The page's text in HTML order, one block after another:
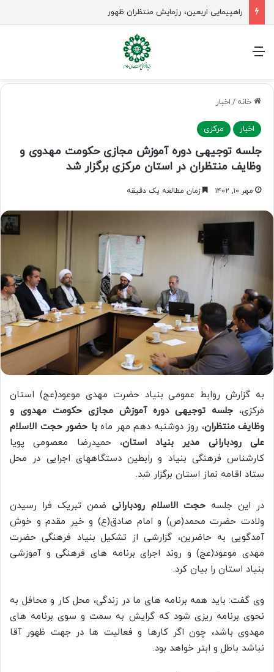
منو
خانه / اخبار
اخبار مرکزی
جلسه توجیهی دوره آموزش مجازی حکومت مهدوی و
وظایف منتظران در استان مرکزی برگزار شد
مهر ۱۰, ۱۴۰۲ زمان مطالعه یک دقیقه
به گزارش روابط عمومی بنیاد حضرت مهدی موعود(عج) استان
مرکزی، جلسه توجیهی دوره آموزش مجازی حکومت مهدوی و
وظایف منتظران، روز دوشنبه دهم مهر ماهبا حضور حجت الاسلام
علی رودبارانی مدیر بنیاد استان، حمیدرضا معصومی پویا
کارشناس فرهنگی بنیاد و رابطین دستگاههای اجرایی در محل
ستاد اقامه نماز استان برگزار شد.
در این جلسهحجت الاسلام رودبارانیضمن تبریک فرا رسیدن
ولادت حضرت محمد(ص) و امام صادق(ع) و خیر مقدم و خوش
آمدگویی به حاضرین، گزارشی از تشکیل بنیاد فرهنگی حضرت
مهدی موعود(عج) و روند اجرای برنامه های فرهنگی و آموزشی
بنیاد استان را بیان کرد.
وی گفت: باید همه برنامه های ما در زندگی، محل کار و محافل به
نحوی برنامه ریزی شود که گرایش به سمت و سوی برنامه های
مهدوی باشد، چون اگر کارها و فعالیت ها در جهت ظهور آقا
نباشد باطل و ابتر خواهد بود.